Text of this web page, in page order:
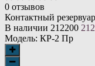
0 отзывов
Контактный
В наличии 212200
Модель: КР-2 Пр